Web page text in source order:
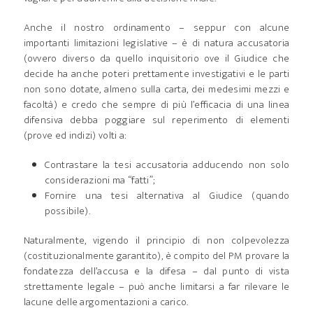
Anche il nostro ordinamento – seppur con alcune
importanti limitazioni legislative – è di natura accusatoria
(ovvero diverso da quello inquisitorio ove il Giudice che
decide ha anche poteri prettamente investigativi e le parti
non sono dotate, almeno sulla carta, dei medesimi mezzi e
facoltà) e credo che sempre di più l’efficacia di una linea
difensiva debba poggiare sul reperimento di elementi
(prove ed indizi) volti a:
Contrastare la tesi accusatoria adducendo non solo
considerazioni ma “fatti”;
Fornire una tesi alternativa al Giudice (quando
possibile).
Naturalmente, vigendo il principio di non colpevolezza
(costituzionalmente garantito), è compito del PM provare la
fondatezza dell’accusa e la difesa – dal punto di vista
strettamente legale – può anche limitarsi a far rilevare le
lacune delle argomentazioni a carico.